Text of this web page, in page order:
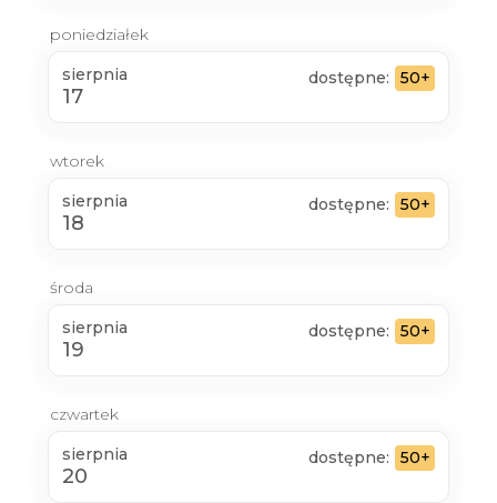
poniedziałek
sierpnia
17
dostępne: 50+
wtorek
sierpnia
18
dostępne: 50+
środa
sierpnia
19
dostępne: 50+
czwartek
sierpnia
20
dostępne: 50+